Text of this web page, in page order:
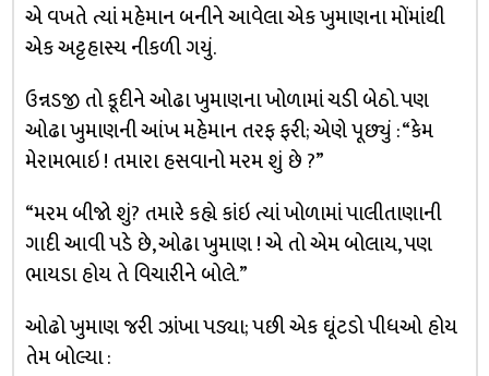
એ વખતે ત્યાં મહેમાન બનીને આવેલા એક ખુમાણના મોંમાંથી
એક અટ્ટહાસ્ય નીકળી ગયું.
ઉન્નડજી તો કૂદીને ઓઢા ખુમાણના ખોળામાં ચડી બેઠો. પણ
ઓઢા ખુમાણની આંખ મહેમાન તરફ ફરી; એણે પૂછ્યું : “કેમ
મેરામભાઇ ! તમારા હસવાનો મરમ શું છે ?”
“મરમ બીજો શું? તમારે કહ્યે કાંઇ ત્યાં ખોળામાં પાલીતાણાની
ગાદી આવી પડે છે, ઓઢા ખુમાણ ! એ તો એમ બોલાય, પણ
ભાયડા હોય તે વિચારીને બોલે.”
ઓઢો ખુમાણ જરી ઝાંખા પડ્યા; પછી એક ઘૂંટડો પીધઓ હોય
તેમ બોલ્યા :